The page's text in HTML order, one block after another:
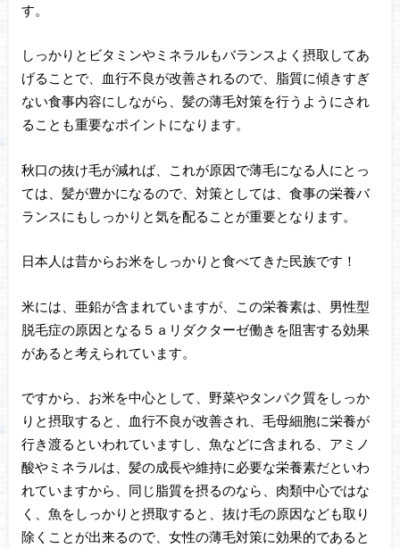
す。
しっかりとビタミンやミネラルもバランスよく摂取してあ
げることで、血行不良が改善されるので、脂質に傾きすぎ
ない食事内容にしながら、髪の薄毛対策を行うようにされ
ることも重要なポイントになります。
秋口の抜け毛が減れば、これが原因で薄毛になる人にとっ
ては、髪が豊かになるので、対策としては、食事の栄養バ
ランスにもしっかりと気を配ることが重要となります。
日本人は昔からお米をしっかりと食べてきた民族です！
米には、亜鉛が含まれていますが、この栄養素は、男性型
脱毛症の原因となる５ａリダクターゼ働きを阻害する効果
があると考えられています。
ですから、お米を中心として、野菜やタンパク質をしっか
りと摂取すると、血行不良が改善され、毛母細胞に栄養が
行き渡るといわれていますし、魚などに含まれる、アミノ
酸やミネラルは、髪の成長や維持に必要な栄養素だといわ
れていますから、同じ脂質を摂るのなら、肉類中心ではな
く、魚をしっかりと摂取すると、抜け毛の原因なども取り
除くことが出来るので、女性の薄毛対策に効果的であると